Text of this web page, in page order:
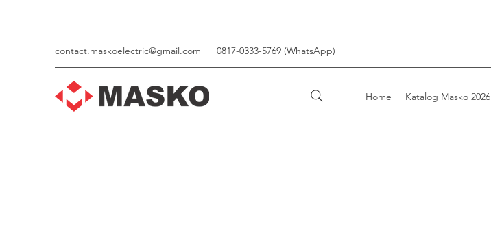
contact.maskoelectric@gmail.com 0817-0333-5769 (WhatsApp)
Home Katalog Masko 2026